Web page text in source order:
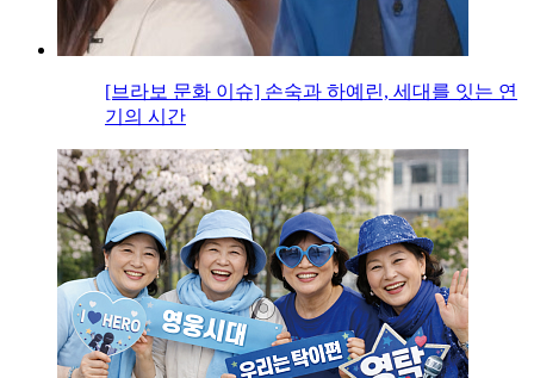
[브라보 문화 이슈] 손숙과 하예린, 세대를 잇는 연
기의 시간